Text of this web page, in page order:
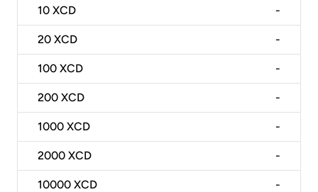
10 XCD -
20 XCD -
100 XCD -
200 XCD -
1000 XCD -
2000 XCD -
10000 XCD -